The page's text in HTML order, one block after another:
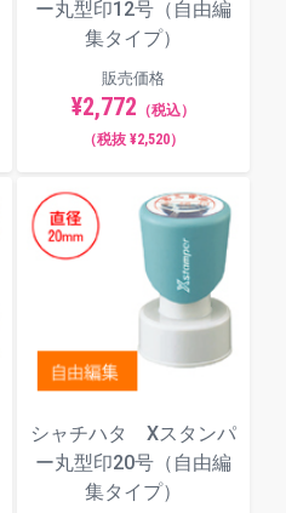
ー丸型印12号（自由編
集タイプ）
販売価格
¥2,772 （税込）
（税抜 ¥2,520）
シャチハタ Xスタンパ
ー丸型印20号（自由編
集タイプ）